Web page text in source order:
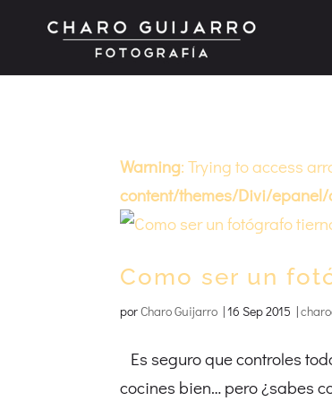
Warning: Trying to access
content/themes/Divi/
Como ser un
porCharo Guijarro |16 Sep 2015 |
Es seguro que controles
cocines bien… pero ¿sabes